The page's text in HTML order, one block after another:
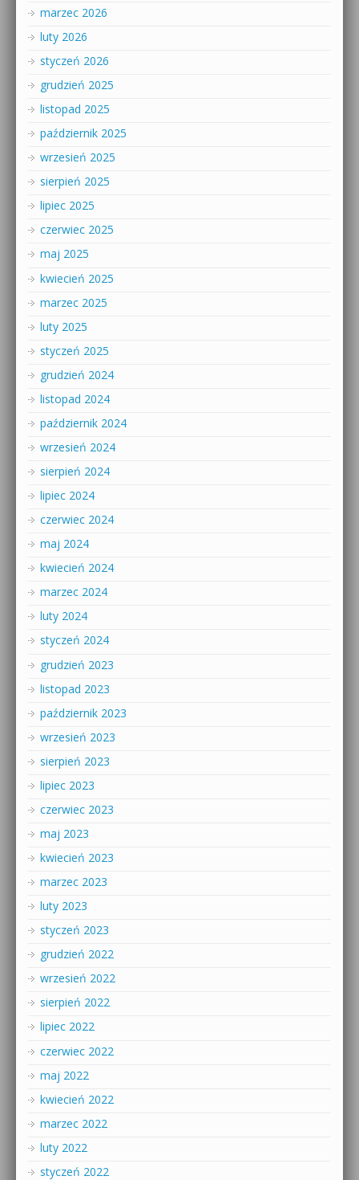
marzec 2026
luty 2026
styczeń 2026
grudzień 2025
listopad 2025
październik 2025
wrzesień 2025
sierpień 2025
lipiec 2025
czerwiec 2025
maj 2025
kwiecień 2025
marzec 2025
luty 2025
styczeń 2025
grudzień 2024
listopad 2024
październik 2024
wrzesień 2024
sierpień 2024
lipiec 2024
czerwiec 2024
maj 2024
kwiecień 2024
marzec 2024
luty 2024
styczeń 2024
grudzień 2023
listopad 2023
październik 2023
wrzesień 2023
sierpień 2023
lipiec 2023
czerwiec 2023
maj 2023
kwiecień 2023
marzec 2023
luty 2023
styczeń 2023
grudzień 2022
wrzesień 2022
sierpień 2022
lipiec 2022
czerwiec 2022
maj 2022
kwiecień 2022
marzec 2022
luty 2022
styczeń 2022